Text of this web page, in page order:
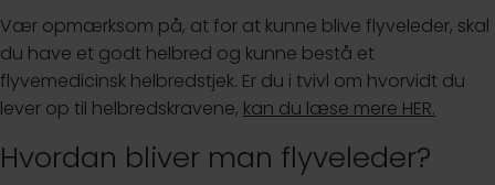
Vær opmærksom på, at for at kunne blive flyveleder, skal
du have et godt helbred og kunne bestå et
flyvemedicinsk helbredstjek. Er du i tvivl om hvorvidt du
lever op til helbredskravene, kan du læse mere HER.
Hvordan bliver man flyveleder?